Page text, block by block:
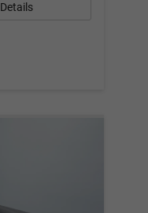
Details